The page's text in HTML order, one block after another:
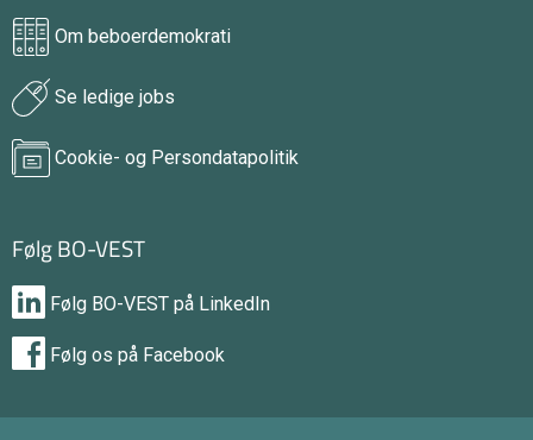
Om beboerdemokrati
Se ledige jobs
Cookie- og Persondatapolitik
Følg BO-VEST
Følg BO-VEST på LinkedIn
Følg os på Facebook